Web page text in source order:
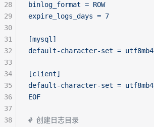
binlog_format = ROW
expire_logs_days = 7
[mysql]
default-character-set = utf8mb4
[client]
default-character-set = utf8mb4
EOF
# 创建日志目录
28
29
30
31
32
33
34
35
36
37
38